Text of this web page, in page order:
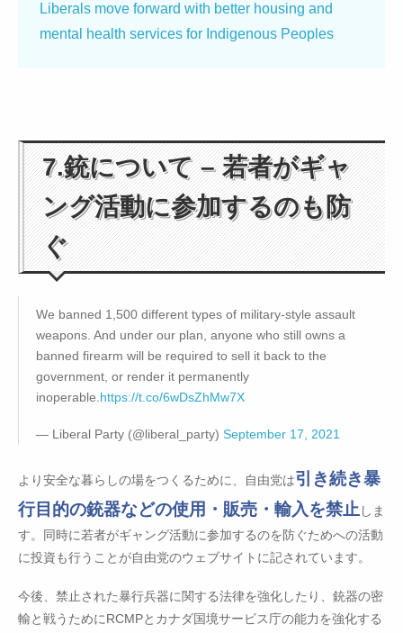
Liberals move forward with better housing and
mental health services for Indigenous Peoples
7.銃について – 若者がギャ
ング活動に参加するのも防
ぐ
We banned 1,500 different types of military-style assault
weapons. And under our plan, anyone who still owns a
banned firearm will be required to sell it back to the
government, or render it permanently
inoperable.https://t.co/6wDsZhMw7X
— Liberal Party (@liberal_party) September 17, 2021
より安全な暮らしの場をつくるために、自由党は引き続き暴
行目的の銃器などの使用・販売・輸入を禁止しま
す。同時に若者がギャング活動に参加するのを防ぐためへの活動
に投資も行うことが自由党のウェブサイトに記されています。
今後、禁止された暴行兵器に関する法律を強化したり、銃器の密
輸と戦うためにRCMPとカナダ国境サービス庁の能力を強化する